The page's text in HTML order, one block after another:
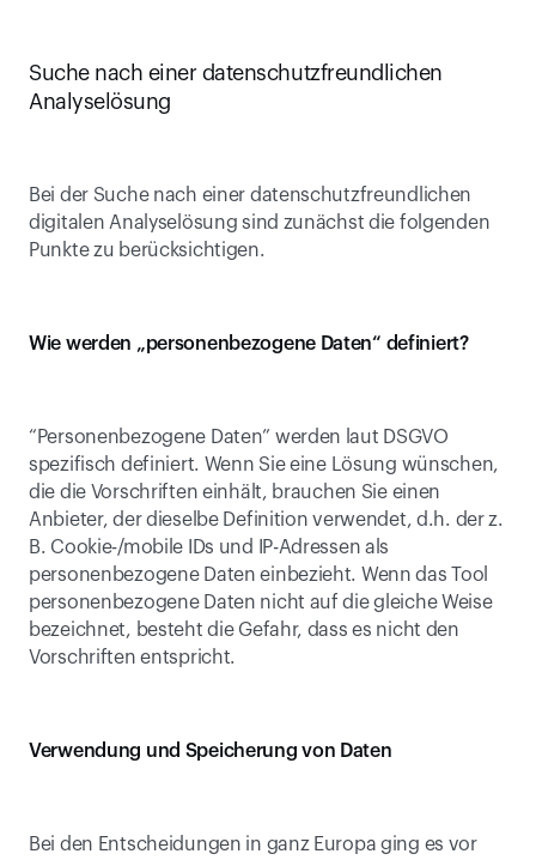
Suche nach einer datenschutzfreundlichen
Analyselösung
Bei der Suche nach einer datenschutzfreundlichen
digitalen Analyselösung sind zunächst die folgenden
Punkte zu berücksichtigen.
Wie werden „personenbezogene Daten“ definiert?
“Personenbezogene Daten” werden laut DSGVO
spezifisch definiert. Wenn Sie eine Lösung wünschen,
die die Vorschriften einhält, brauchen Sie einen
Anbieter, der dieselbe Definition verwendet, d.h. der z.
B. Cookie-/mobile IDs und IP-Adressen als
personenbezogene Daten einbezieht. Wenn das Tool
personenbezogene Daten nicht auf die gleiche Weise
bezeichnet, besteht die Gefahr, dass es nicht den
Vorschriften entspricht.
Verwendung und Speicherung von Daten
Bei den Entscheidungen in ganz Europa ging es vor